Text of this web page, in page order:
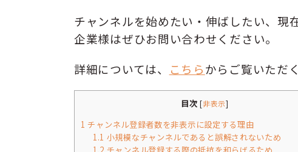
チャンネルを始めたい・伸ばしたい、現
企業様はぜひお問い合わせください。
詳細については、
こちらからご覧いただ
目次 [非表示]
1 チャンネル登録者数を非表示に設定する理由
1.1 小規模なチャンネルであると誤解されないため
1.2 チャンネル登録する際の抵抗を和らげるため